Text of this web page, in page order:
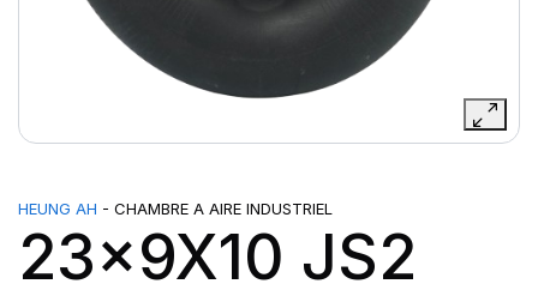
HEUNG AH - CHAMBRE A AIRE INDUSTRIEL
23x9X10 JS2